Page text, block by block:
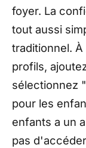
foyer. La
tout aussi
traditionnel.
profils,
sélectionnez
pour les
enfants a un
pas